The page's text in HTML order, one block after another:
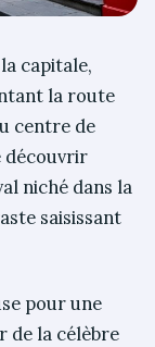
capitale,
la route
centre de
découvrir
niché dans la
saisissant
pour une
de la célèbre